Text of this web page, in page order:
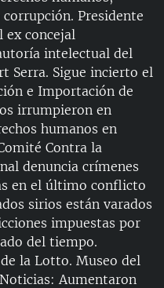
Presidente
ex concejal
intelectual del
Serra. Sigue incierto el
e Importación de
irrumpieron en
humanos en
Contra la
denuncia crímenes
en el último conflicto
sirios están varados
impuestas por
del tiempo.
la Lotto. Museo del
Aumentaron